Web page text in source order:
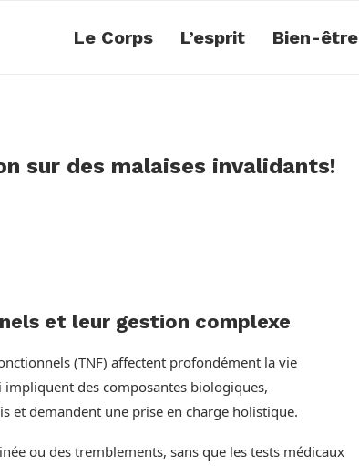
Le Corps L’esprit Bien-être
sur des malaises invalidants!
et leur gestion complexe
(TNF) affectent profondément la vie
des composantes biologiques,
et demandent une prise en charge holistique.
ou des tremblements, sans que les tests médicaux